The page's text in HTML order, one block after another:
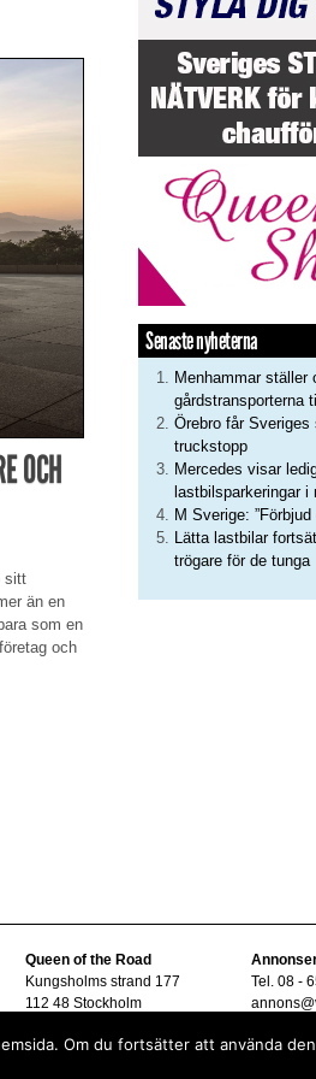
OCH
sitt
än en
som en
och
Senaste nyheterna
Menhammar ställer
gårdstransporterna
Örebro får Sveriges
truckstopp
Mercedes visar
lastbilsparkeringar i
M Sverige:
Lätta lastbilar
trögare för de tunga
Queen of the Road
Kungsholms strand 177
112 48 Stockholm
Tel. 08 -
Om du fortsätter att använda